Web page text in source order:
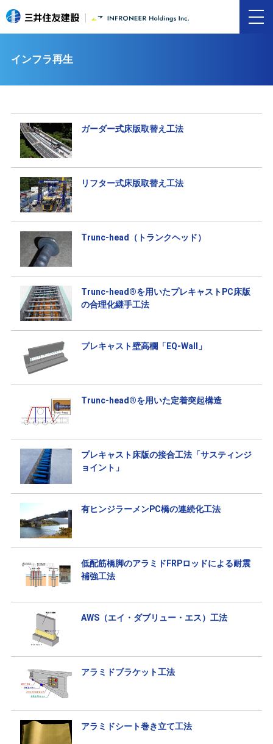
インフラ再生
ガーダー式床版取替え工法
リフター式床版取替え工法
Trunc-head（トランクヘッド）
Trunc-head®を用いたプレキャストPC床版
の合理化継手工法
プレキャスト壁高欄「EQ-Wall」
Trunc-head®を用いた定着突起構造
プレキャスト床版の接合工法「サスティンジ
ョイント」
有ヒンジラーメンPC橋の連続化工法
低配筋橋脚のアラミドFRPロッドによる耐震
補強工法
AWS（エイ・ダブリュー・エス）工法
アラミドブラケット工法
アラミドシート巻き立て工法